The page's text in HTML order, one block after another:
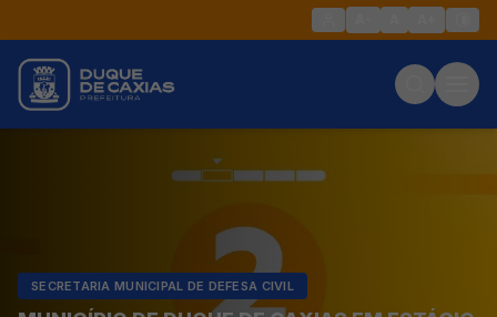
SECRETARIA MUNICIPAL DE DEFESA CIVIL